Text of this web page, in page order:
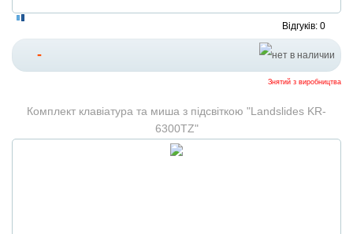
Відгуків: 0
-
Знятий з виробництва
Комплект клавіатура та миша з підсвіткою "Landslides KR-
6300TZ"